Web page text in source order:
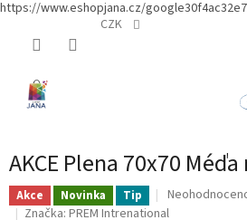
https://www.eshopjana.cz/
CZK
AKCE Plena 70x70
Akce Novinka Tip
Průměrné
hodnocení
Značka: PREM Intrenational